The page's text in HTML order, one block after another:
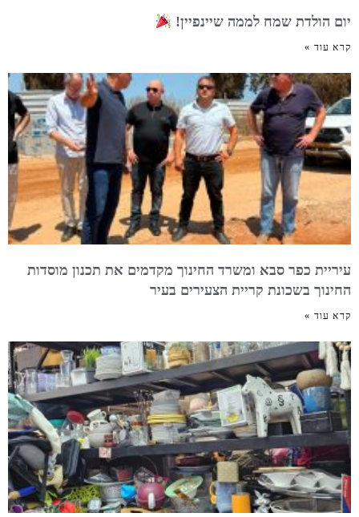
יום הולדת שמח לממה שיינפיין!
קרא עוד »
עיריית כפר סבא ומשרד החינוך מקדמים את תכנון מוסדות
החינוך בשכונת קריית הצעירים בעיר
קרא עוד »